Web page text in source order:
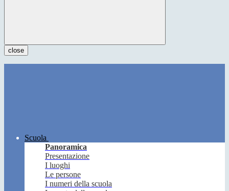
close
Scuola
Panoramica
Presentazione
I luoghi
Le persone
I numeri della scuola